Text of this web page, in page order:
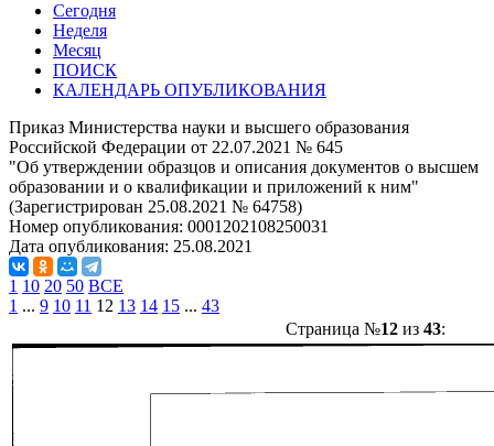
Сегодня
Неделя
Месяц
ПОИСК
КАЛЕНДАРЬ ОПУБЛИКОВАНИЯ
Приказ Министерства науки и высшего образования
Российской Федерации от 22.07.2021 № 645
"Об утверждении образцов и описания документов о высшем
образовании и о квалификации и приложений к ним"
(Зарегистрирован 25.08.2021 № 64758)
Номер опубликования: 0001202108250031
Дата опубликования: 25.08.2021
1 10 20 50 ВСЕ
1 ... 9 10 11 12 13 14 15 ... 43
Страница №12из 43: